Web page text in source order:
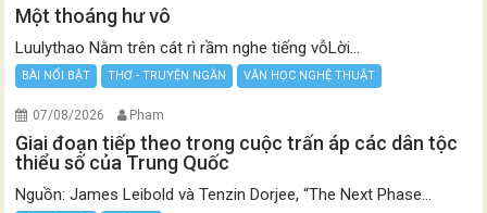
Một thoáng hư vô
Luulythao Nằm trên cát rì rầm nghe tiếng vỗLời...
BÀI NỔI BẬT THƠ - TRUYỆN NGẮN VĂN HỌC NGHỆ THUẬT
07/08/2026 Pham
Giai đoạn tiếp theo trong cuộc trấn áp các dân tộc
thiểu số của Trung Quốc
Nguồn: James Leibold và Tenzin Dorjee, “The Next Phase...